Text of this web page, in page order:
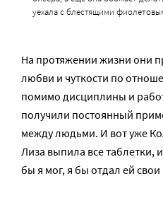
уехала с блестящими
На протяжении жизни они
любви и чуткости по
помимо дисциплины и
получили постоянный
между людьми. И вот уже
Лиза выпила все таблетки,
бы я мог, я бы отдал ей свои